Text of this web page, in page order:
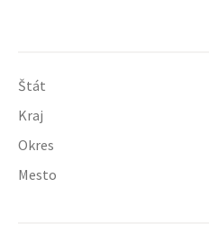
Štát
Kraj
Okres
Mesto